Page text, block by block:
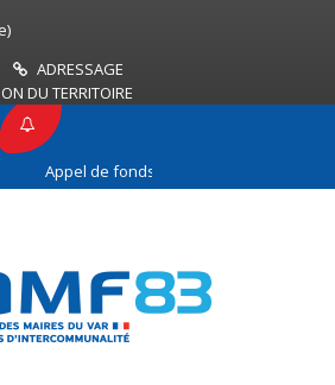
ADRESSAGE
DU TERRITOIRE
Appel de fonds incendies de forêt